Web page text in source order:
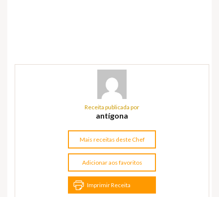
Receita publicada por
antígona
Mais receitas deste Chef
Adicionar aos favoritos
Imprimir Receita